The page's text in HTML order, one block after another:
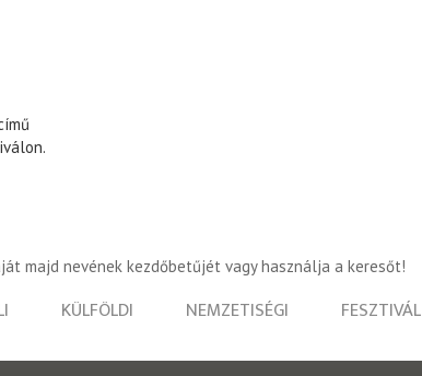
majd nevének kezdőbetűjét vagy használja a keresőt!
KÜLFÖLDI NEMZETISÉGI FESZTIVÁL